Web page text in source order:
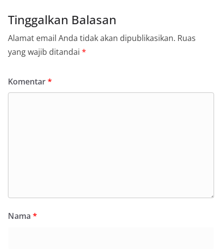
Tinggalkan Balasan
Alamat email Anda tidak akan dipublikasikan. Ruas
yang wajib ditandai *
Komentar*
Nama *